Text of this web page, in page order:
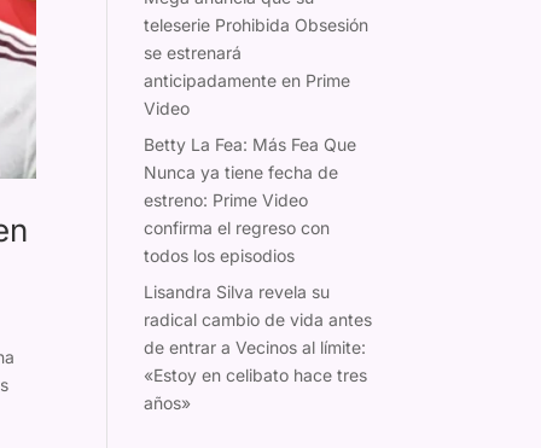
teleserie Prohibida Obsesión
se estrenará
anticipadamente en Prime
Video
Betty La Fea: Más Fea Que
Nunca ya tiene fecha de
estreno: Prime Video
confirma el regreso con
todos los episodios
Lisandra Silva revela su
radical cambio de vida antes
de entrar a Vecinos al límite:
«Estoy en celibato hace tres
años»